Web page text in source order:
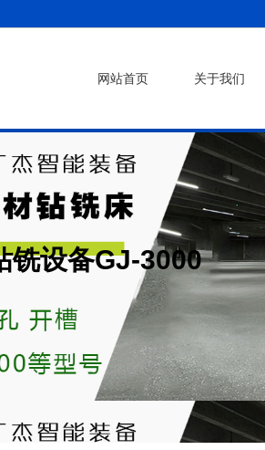
网站首页 关于我们
铣设备GJ-3000